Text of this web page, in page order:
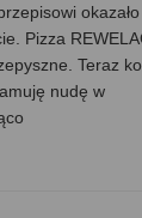
Pizza
Teraz
nudę w